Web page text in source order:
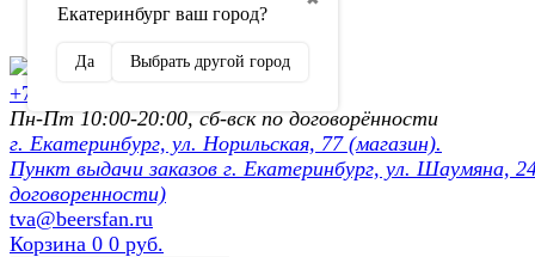
Екатеринбург ваш город?
Да Выбрать другой город
Регистрация
+7 (902) 872-54-70
Пн-Пт 10:00-20:00, сб-вск по договорённости
г. Екатеринбург, ул. Норильская, 77 (магазин).
Пункт выдачи заказов г. Екатеринбург, ул. Шаумяна,
договоренности)
tva@beersfan.ru
Корзина 0 0 руб.